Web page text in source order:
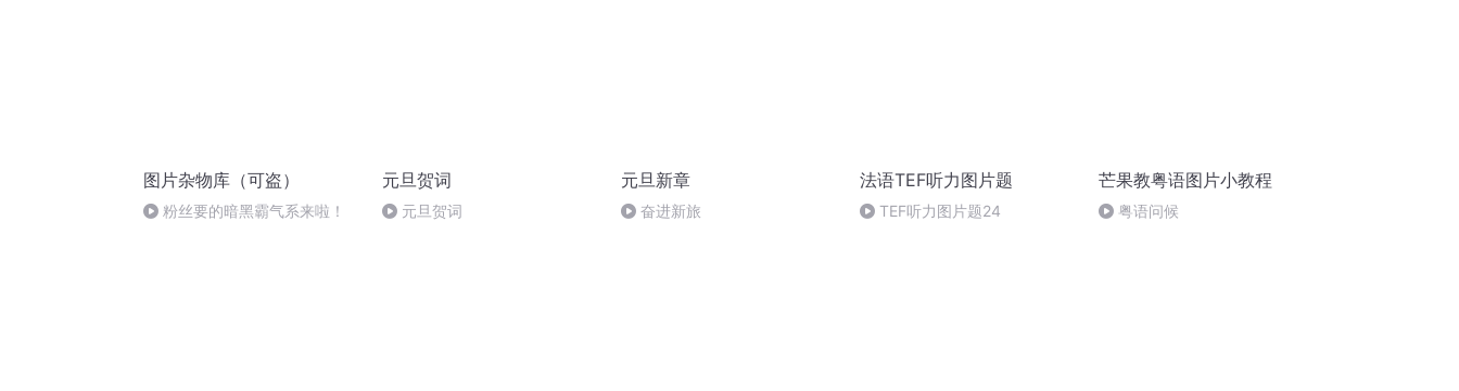
图片杂物库（可盗）
粉丝要的暗黑霸气系来啦！
元旦贺词
元旦贺词
元旦新章
奋进新旅
法语TEF听力图片题
TEF听力图片题24
芒果教粤语图片小教程
粤语问候